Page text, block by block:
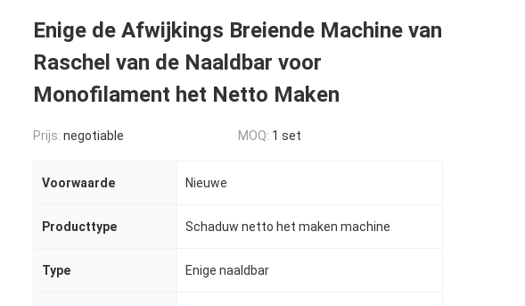
Enige de Afwijkings Breiende Machine van
Raschel van de Naaldbar voor
Monofilament het Netto Maken
Prijs: negotiable MOQ: 1 set
Voorwaarde Nieuwe
Producttype Schaduw netto het maken machine
Type Enige naaldbar